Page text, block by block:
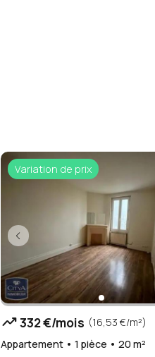
Variation de prix
trending_up332 €/mois (16,53 €/m²)
Appartement • 1 pièce • 20 m²